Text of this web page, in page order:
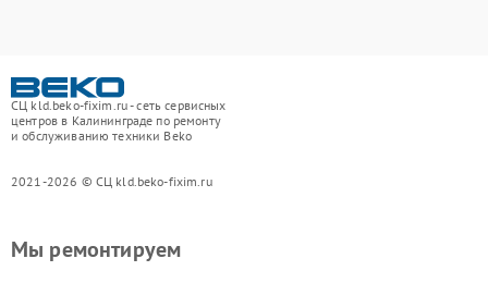
СЦ kld.beko-fixim.ru - сеть сервисных
центров в Калининграде по ремонту
и обслуживанию техники Beko
2021-2026 © СЦ kld.beko-fixim.ru
Мы ремонтируем